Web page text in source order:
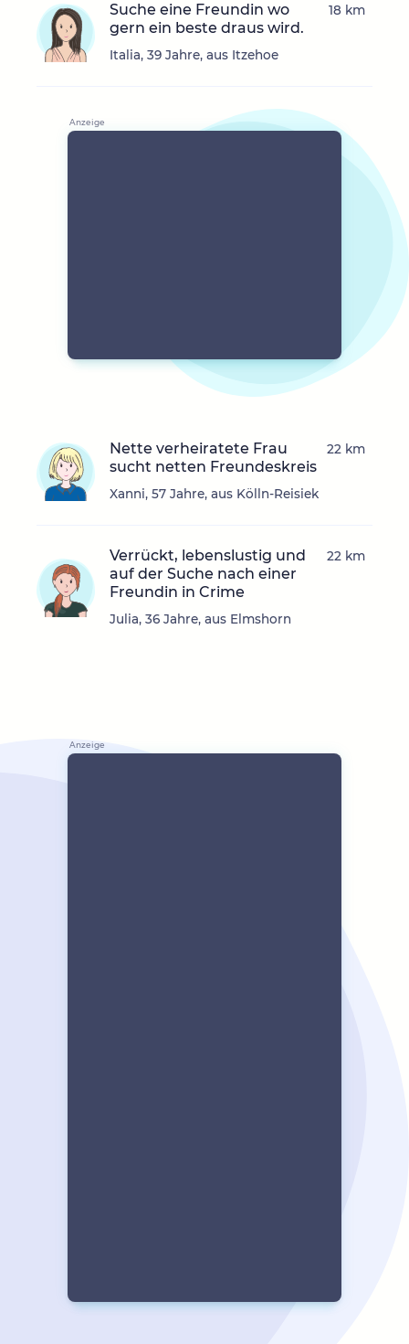
Suche eine Freundin wo
gern ein beste draus wird.
Italia, 39 Jahre, aus Itzehoe
18 km
Nette verheiratete Frau
sucht netten Freundeskreis
Xanni, 57 Jahre, aus Kölln-Reisiek
22 km
Verrückt, lebenslustig und
auf der Suche nach einer
Freundin in Crime
Julia, 36 Jahre, aus Elmshorn
22 km